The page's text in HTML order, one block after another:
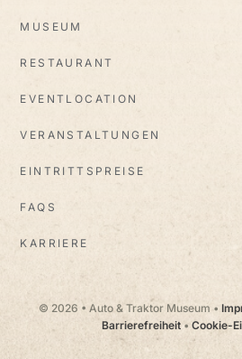
MUSEUM
RESTAURANT
EVENTLOCATION
VERANSTALTUNGEN
EINTRITTSPREISE
FAQS
KARRIERE
© 2026 • Auto & Traktor Museum •
Barrierefreiheit• Cookie-